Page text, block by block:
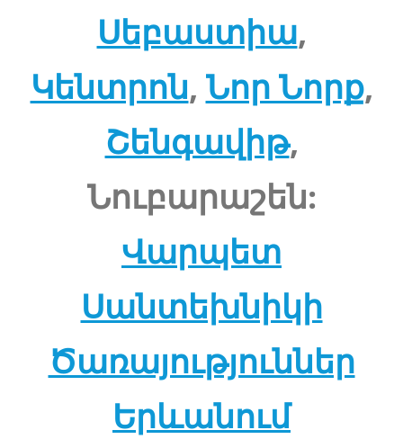
Սեբաստիա,
Կենտրոն, Նոր Նորք,
Շենգավիթ,
Նուբարաշեն:
Վարպետ
Սանտեխնիկի
Ծառայություններ
Երևանում